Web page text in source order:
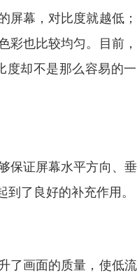
屏幕，对比度就越低
彩也比较均匀。目前
度却不是那么容易的
保证屏幕水平方向、
了良好的补充作用。
了画面的质量，使低